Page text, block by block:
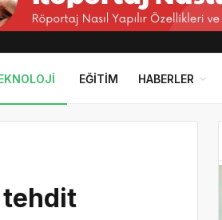
EĞITIM HABERLER
tehdit